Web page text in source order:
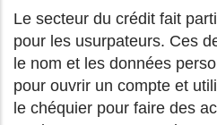
Le secteur du crédit fait
pour les usurpateurs. Ces
le nom et les données
pour ouvrir un compte et
le chéquier pour faire des